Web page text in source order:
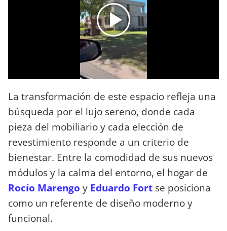
La transformación de este espacio refleja una
búsqueda por el lujo sereno, donde cada
pieza del mobiliario y cada elección de
revestimiento responde a un criterio de
bienestar. Entre la comodidad de sus nuevos
módulos y la calma del entorno, el hogar de
Rocío Marengo y Eduardo Fort se posiciona
como un referente de diseño moderno y
funcional.